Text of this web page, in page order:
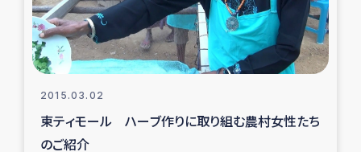
アイナロ県マウベシ郡でのコーヒー畑改善事業
ベイルート大規模爆発被災者支援
2015.03.02
東ティモール ハーブ作りに取り組む農村女性たち
のご紹介